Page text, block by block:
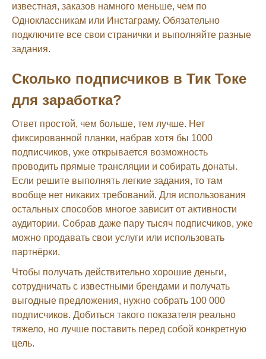
известная, заказов намного меньше, чем по
Одноклассникам или Инстаграму. Обязательно
подключите все свои странички и выполняйте разные
задания.
Сколько подписчиков в Тик Токе
для заработка?
Ответ простой, чем больше, тем лучше. Нет
фиксированной планки, набрав хотя бы 1000
подписчиков, уже открывается возможность
проводить прямые трансляции и собирать донаты.
Если решите выполнять легкие задания, то там
вообще нет никаких требований. Для использования
остальных способов многое зависит от активности
аудитории. Собрав даже пару тысяч подписчиков, уже
можно продавать свои услуги или использовать
партнёрки.
Чтобы получать действительно хорошие деньги,
сотрудничать с известными брендами и получать
выгодные предложения, нужно собрать 100 000
подписчиков. Добиться такого показателя реально
тяжело, но лучше поставить перед собой конкретную
цель.